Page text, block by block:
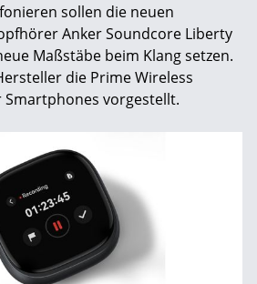
sollen die neuen
Anker Soundcore Liberty
Maßstäbe beim Klang setzen.
die Prime Wireless
Smartphones vorgestellt.